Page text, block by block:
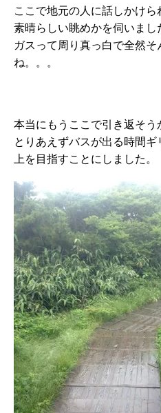
ここで地元の人に話しかけ
素晴らしい眺めかを伺いまし
ガスって周り真っ白で全然
ね。。。
本当にもうここで引き返そ
とりあえずバスが出る時間
上を目指すことにしました。